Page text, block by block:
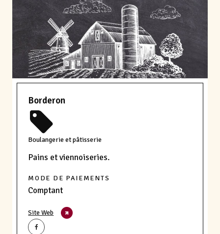
Borderon
Boulangerie et pâtisserie
Pains et viennoiseries.
MODE DE PAIEMENTS
Comptant
Site Web